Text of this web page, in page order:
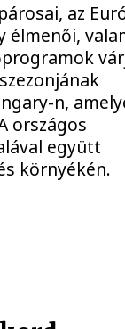
az
élmenői,
n,
országos
együtt
környékén.